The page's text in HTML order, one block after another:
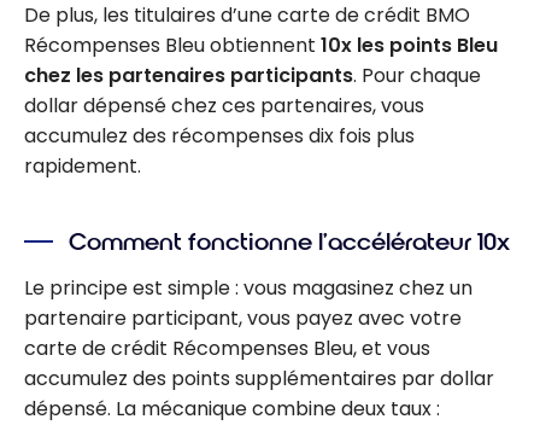
De plus, les titulaires d’une carte de crédit BMO
Récompenses Bleu obtiennent 10x les points Bleu
chez les partenaires participants. Pour chaque
dollar dépensé chez ces partenaires, vous
accumulez des récompenses dix fois plus
rapidement.
Comment fonctionne l’accélérateur 10x
Le principe est simple : vous magasinez chez un
partenaire participant, vous payez avec votre
carte de crédit Récompenses Bleu, et vous
accumulez des points supplémentaires par dollar
dépensé. La mécanique combine deux taux :